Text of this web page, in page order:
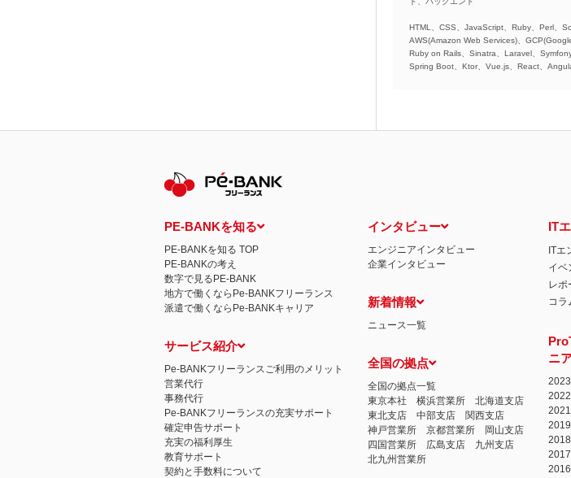
HTML、CSS、JavaScript、Ruby、Perl、
AWS(Amazon Web Services)、
Ruby on Rails、Sinatra、Laravel、
Spring Boot、Ktor、Vue.js、React、
PE-BANKを知る
PE-BANKを知る TOP
PE-BANKの考え
数字で見るPE-BANK
地方で働くならPe-BANKフリーランス
派遣で働くならPe-BANKキャリア
サービス紹介
Pe-BANKフリーランスご利用のメリット
営業代行
事務代行
Pe-BANKフリーランスの充実サポート
確定申告サポート
充実の福利厚生
教育サポート
契約と手数料について
インタビュー
エンジニアインタビュー
企業インタビュー
新着情報
ニュース一覧
全国の拠点
全国の拠点一覧
東京本社
横浜営業所
北海道支店
東北支店
中部支店
関西支店
神戸営業所
京都営業所
岡山支店
四国営業所
広島支店
九州支店
北九州営業所
IT
ITエ
イベ
レポ
コラ
ニ